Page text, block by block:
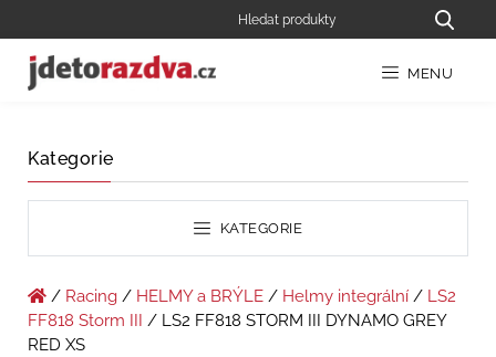
MENU
Kategorie
KATEGORIE
/ Racing / HELMY a BRÝLE / Helmy integrální / LS2
FF818 Storm III
/ LS2 FF818 STORM III DYNAMO GREY
RED XS